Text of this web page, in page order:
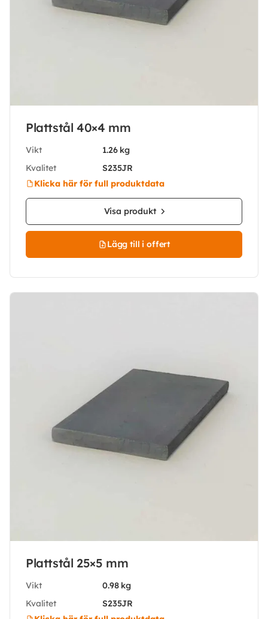
Plattstål 40×4 mm
Vikt
1.26 kg
Kvalitet
S235JR
Klicka här för full produktdata
Visa produkt
Lägg till i offert
Plattstål 25×5 mm
Vikt
0.98 kg
Kvalitet
S235JR